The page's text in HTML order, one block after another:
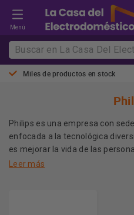
Menú
Miles de productos en stock
Philips es una empresa con
enfocada a la tecnológica
es mejorar la vida de las
las áreas de cuidado de la
Leer más